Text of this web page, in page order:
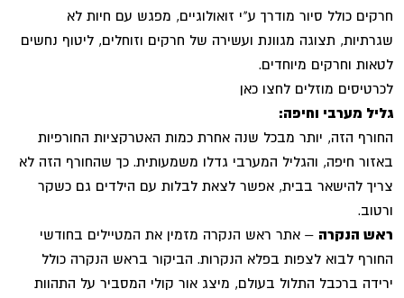
חרקים כולל סיור מודרך ע"י זואולוגיים, מפגש עם חיות לא
שגרתיות, תצוגה מגוונת ועשירה של חרקים וזוחלים, ליטוף נחשים
לטאות וחרקים מיוחדים.
לכרטיסים מוזלים לחצו כאן
גליל מערבי וחיפה:
החורף הזה, יותר מבכל שנה אחרת כמות האטרקציות החורפיות
באזור חיפה, והגליל המערבי גדלו משמעותית. כך שהחורף הזה לא
צריך להישאר בבית, אפשר לצאת לבלות עם הילדים גם כשקר
ורטוב.
ראש הנקרה – אתר ראש הנקרה מזמין את המטיילים בחודשי
החורף לבוא לצפות בפלא הנקרות. הביקור בראש הנקרה כולל
ירידה ברכבל התלול בעולם, מיצג אור קולי המסביר על התהוות